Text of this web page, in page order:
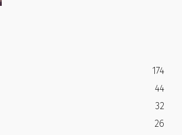
174
44
32
26